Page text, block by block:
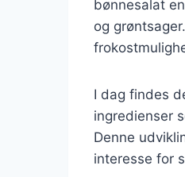
bønnesalat
og
I dag findes
ingredienser
Denne
interesse for